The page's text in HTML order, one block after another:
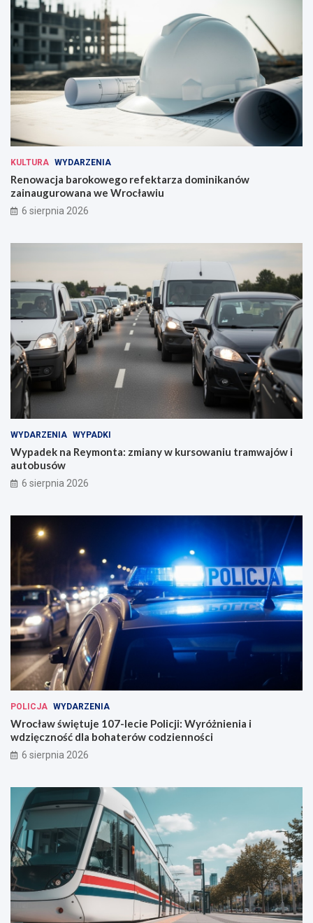
KULTURA WYDARZENIA
Renowacja barokowego refektarza dominikanów
zainaugurowana we Wrocławiu
6 sierpnia 2026
WYDARZENIA WYPADKI
Wypadek na Reymonta: zmiany w kursowaniu tramwajów i
autobusów
6 sierpnia 2026
POLICJA WYDARZENIA
Wrocław świętuje 107-lecie Policji: Wyróżnienia i
wdzięczność dla bohaterów codzienności
6 sierpnia 2026